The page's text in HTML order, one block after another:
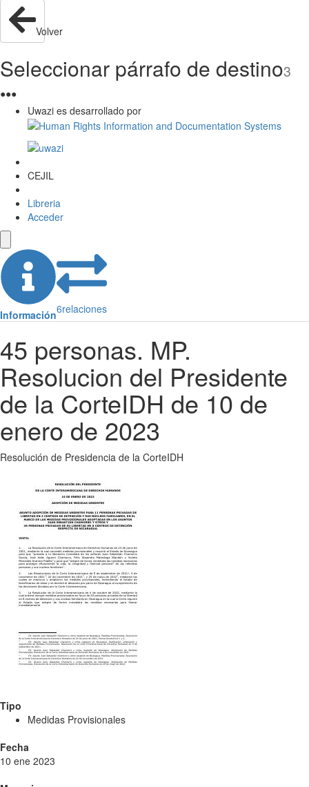
Volver
Seleccionar párrafo de destino3
●●●
Uwazi es desarrollado por
CEJIL
Libreria
Acceder
Información6relaciones
45 personas. MP.
Resolucion del Presidente
de la CorteIDH de 10 de
enero de 2023
Resolución de Presidencia de la CorteIDH
Tipo
Medidas Provisionales
Fecha
10 ene 2023